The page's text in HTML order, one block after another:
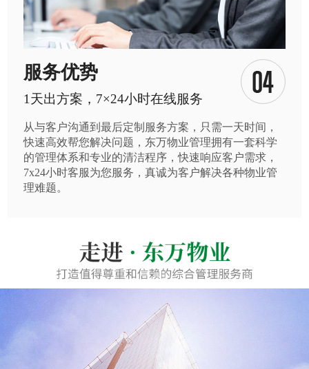
服务优势
1天出方案，7×24小时在线服务
从与客户沟通到最后定制服务方案，只需一天时间，
快速高效帮您解决问题，东万物业管理拥有一套科学
的管理体系和专业的清洁程序，快速响应客户需求，
7x24小时客服为您服务，真诚为客户解决各种物业管
理难题。